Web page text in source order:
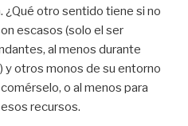
¿Qué otro sentido tiene si no
escasos (solo el ser
al menos durante
otros monos de su entorno
o al menos para
recursos.